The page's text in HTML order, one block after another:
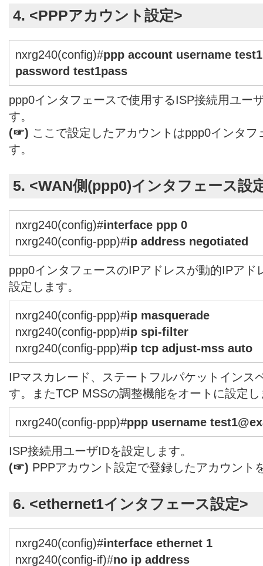
4. <PPPアカウント設定>
nxrg240(config)#ppp account username
password test1pass
ppp0インタフェースで使用するISP接続用ユー
す。
(☞) ここで設定したアカウントはppp0インタ
す。
5. <WAN側(ppp0)インタフェース設
nxrg240(config)#interface ppp 0
nxrg240(config-ppp)#ip address negotiated
ppp0インタフェースのIPアドレスが動的IPアド
設定します。
nxrg240(config-ppp)#ip masquerade
nxrg240(config-ppp)#ip spi-filter
nxrg240(config-ppp)#ip tcp adjust-mss auto
IPマスカレード、ステートフルパケットインス
す。またTCP MSSの調整機能をオートに設定
nxrg240(config-ppp)#ppp username
ISP接続用ユーザIDを設定します。
(☞) PPPアカウント設定で登録したアカウント
6. <ethernet1インタフェース設定>
nxrg240(config)#interface ethernet 1
nxrg240(config-if)#no ip address